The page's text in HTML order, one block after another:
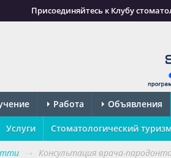
Присоединяйтесь к Клубу
Работа Объявления
Услуги Стоматологический туризм
→ Консультация врача-